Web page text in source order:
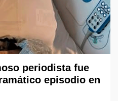
periodista fue
episodio en